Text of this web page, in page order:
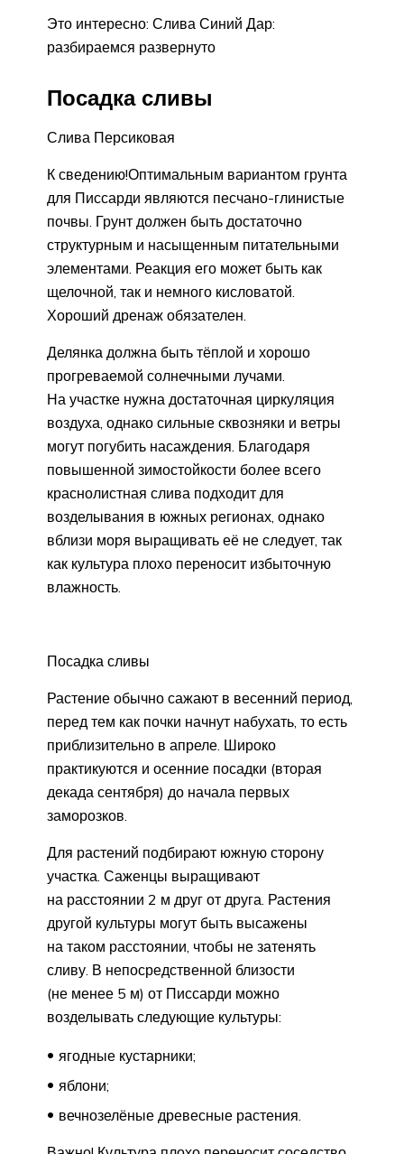
Это интересно: Слива Синий Дар:
разбираемся развернуто
Посадка сливы
Слива Персиковая
К сведению!Оптимальным вариантом грунта
для Писсарди являются песчано-глинистые
почвы. Грунт должен быть достаточно
структурным и насыщенным питательными
элементами. Реакция его может быть как
щелочной, так и немного кисловатой.
Хороший дренаж обязателен.
Делянка должна быть тёплой и хорошо
прогреваемой солнечными лучами.
На участке нужна достаточная циркуляция
воздуха, однако сильные сквозняки и ветры
могут погубить насаждения. Благодаря
повышенной зимостойкости более всего
краснолистная слива подходит для
возделывания в южных регионах, однако
вблизи моря выращивать её не следует, так
как культура плохо переносит избыточную
влажность.
Посадка сливы
Растение обычно сажают в весенний период,
перед тем как почки начнут набухать, то есть
приблизительно в апреле. Широко
практикуются и осенние посадки (вторая
декада сентября) до начала первых
заморозков.
Для растений подбирают южную сторону
участка. Саженцы выращивают
на расстоянии 2 м друг от друга. Растения
другой культуры могут быть высажены
на таком расстоянии, чтобы не затенять
сливу. В непосредственной близости
(не менее 5 м) от Писсарди можно
возделывать следующие культуры:
ягодные кустарники;
яблони;
вечнозелёные древесные растения.